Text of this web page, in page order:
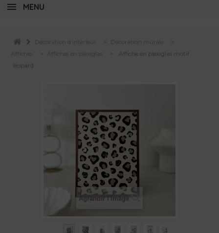
MENU
Décoration d'intérieur Décoration murale
Affiches
Affiches en plexiglas
Affiche en plexiglas motif
léopard
Agrandir l'image